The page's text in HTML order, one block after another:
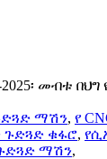
መብቱ
ማሽን, የ
ጉድጓድ ቁፋሮ,
ማሽን,